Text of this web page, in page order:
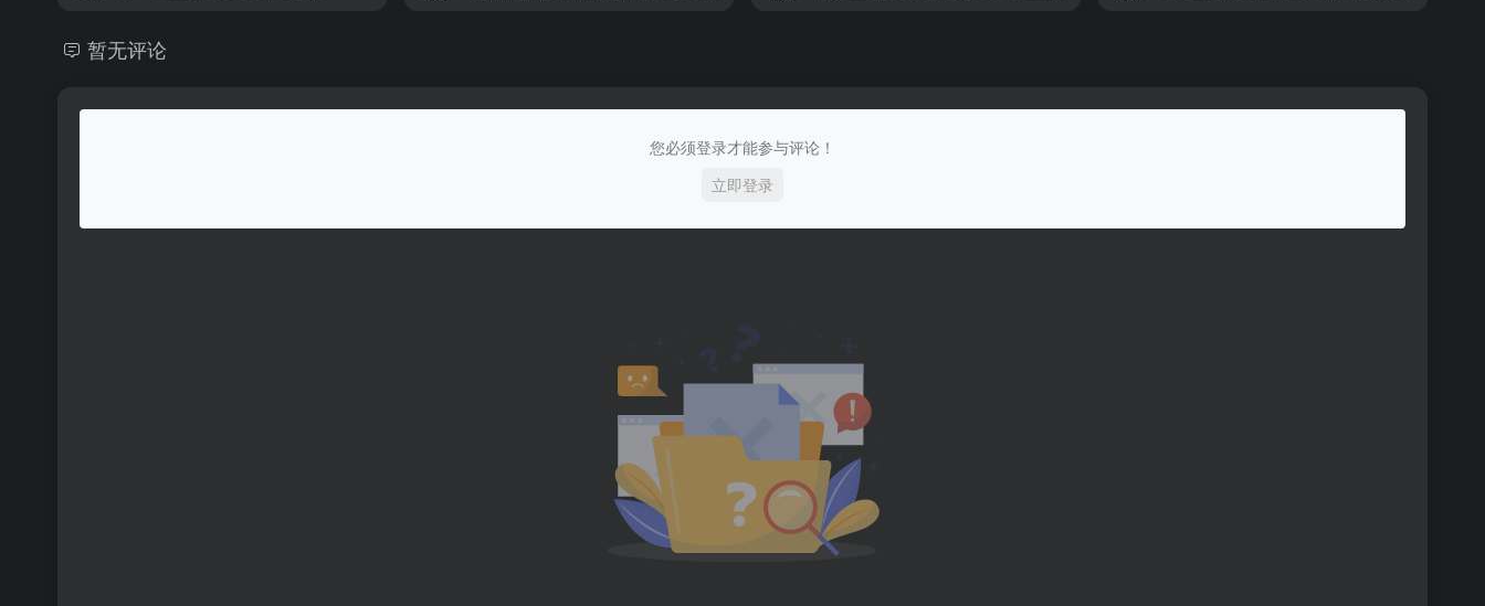
暂无评论
您必须登录才能参与评论！
立即登录